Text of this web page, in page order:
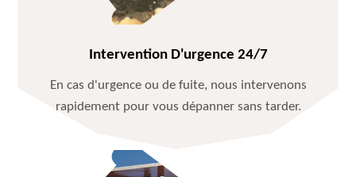
Intervention D'urgence 24/7
En cas d'urgence ou de fuite, nous intervenons
rapidement pour vous dépanner sans tarder.